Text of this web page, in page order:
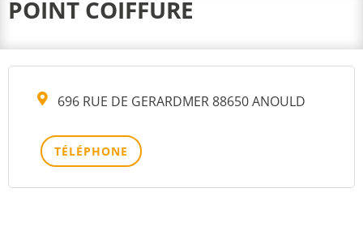
POINT COIFFURE
696 RUE DE GERARDMER 88650 ANOULD
TÉLÉPHONE